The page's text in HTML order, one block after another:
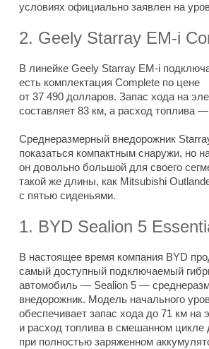
условиях официально заявлен на
2. Geely Starray EM-i
В линейке Geely Starray EM-i
есть комплектация Complete по цене
от 37 490 долларов. Запас хода на
составляет 83 км, а расход топлива
Среднеразмерный внедорожник
показаться компактным снаружи, но
он довольно большой для своего
такой же длины, как Mitsubishi
с пятью сиденьями.
1. BYD Sealion 5
В настоящее время компания BYD
самый доступный подключаемый
автомобиль — Sealion 5 —
внедорожник. Модель начального
обеспечивает запас хода до 71 км на
и расход топлива в смешанном цикле
при полностью заряженном